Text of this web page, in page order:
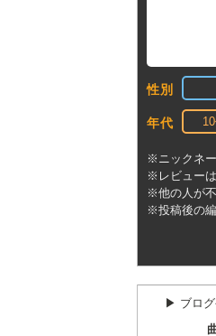
性別
年代
※ニックネ
※レビュー
※他の人が
※投稿後の編
▶︎ ブログ